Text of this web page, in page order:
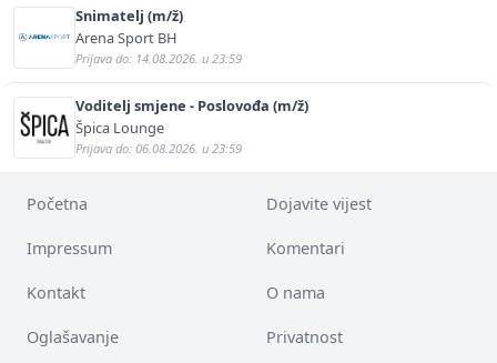
Snimatelj (m/ž)
Arena Sport BH
Prijava do: 14.08.2026. u 23:59
Voditelj smjene - Poslovođa (m/ž)
Špica Lounge
Prijava do: 06.08.2026. u 23:59
Početna Dojavite vijest
Impressum Komentari
Kontakt O nama
Oglašavanje Privatnost